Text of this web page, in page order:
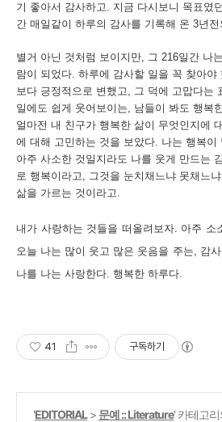
기 좋아서 감사하고. 지금 다시보니 목표였던
간 매일같이 하루의 감사를 기록해 온 3년
별거 아닌 것처럼 보이지만, 그 216일간 나
람이 되었다. 하루에 감사할 일을 꼭 찾아야
보다 긍정적으로 변했고, 그 덕에 고맙다는
일에도 쉽게 웃어보이는, 남들이 봐도 행복
얼마전 내 친구가 행복한 삶이 무엇인지에
에 대해 고민하는 것을 보았다. 나는 행복이
아주 사소한 것일지라도 나를 웃게 만드는
로 행복이라고, 그것을 눈치채느냐 못채느
삶을 가르는 것이라고.
내가 사랑하는 것들을 떠올려보자. 아주 소
오늘 나는 많이 웃고 많은 웃음을 주는, 감
나를 나는 사랑한다. 행복한 하루다.
41 구독하기
'EDITORIAL> 문예 :: Literature' 카테고